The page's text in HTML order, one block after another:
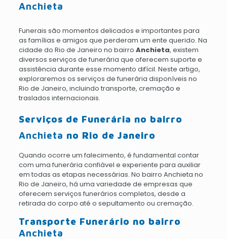
Anchieta
Funerais são momentos delicados e importantes para
as famílias e amigos que perderam um ente querido. Na
cidade do Rio de Janeiro no bairro Anchieta, existem
diversos serviços de funerária que oferecem suporte e
assistência durante esse momento difícil. Neste artigo,
exploraremos os serviços de funerária disponíveis no
Rio de Janeiro, incluindo transporte, cremação e
traslados internacionais.
Serviços de Funerária no bairro
Anchieta no Rio de Janeiro
Quando ocorre um falecimento, é fundamental contar
com uma funerária confiável e experiente para auxiliar
em todas as etapas necessárias. No bairro Anchieta no
Rio de Janeiro, há uma variedade de empresas que
oferecem serviços funerários completos, desde a
retirada do corpo até o sepultamento ou cremação.
Transporte Funerário no bairro
Anchieta